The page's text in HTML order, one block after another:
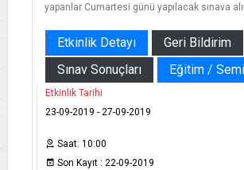
yapanlar Cumartesi günü yapılacak sınava
Etkinlik Detayı
Geri Bildirim
Sınav Sonuçları
Eğitim /
Etkinlik Tarihi
23-09-2019 - 27-09-2019
Saat: 10:00
Son Kayıt : 22-09-2019